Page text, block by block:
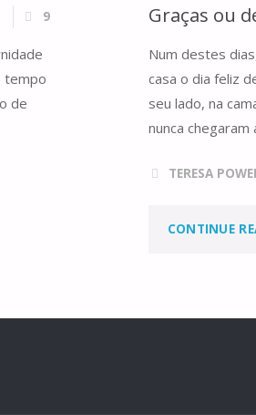
9
tempo
de
Graças ou
Num destes
casa o dia feliz
seu lado, na
nunca chegaram
TERESA
CONTINUE